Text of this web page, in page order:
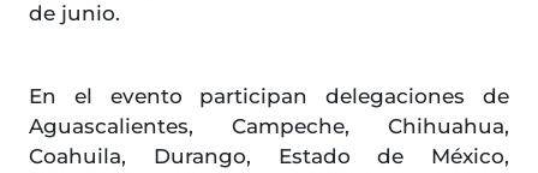
de junio.
En el evento participan delegaciones de
Aguascalientes, Campeche, Chihuahua,
Coahuila, Durango, Estado de México,